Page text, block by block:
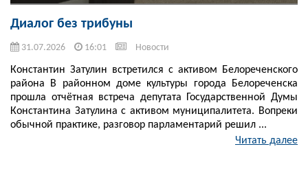
Диалог без трибуны
31.07.2026 16:01 Новости
Константин Затулин встретился с активом Белореченского
района В районном доме культуры города Белореченска
прошла отчётная встреча депутата Государственной Думы
Константина Затулина с активом муниципалитета. Вопреки
обычной практике, разговор парламентарий решил ...
Читать далее